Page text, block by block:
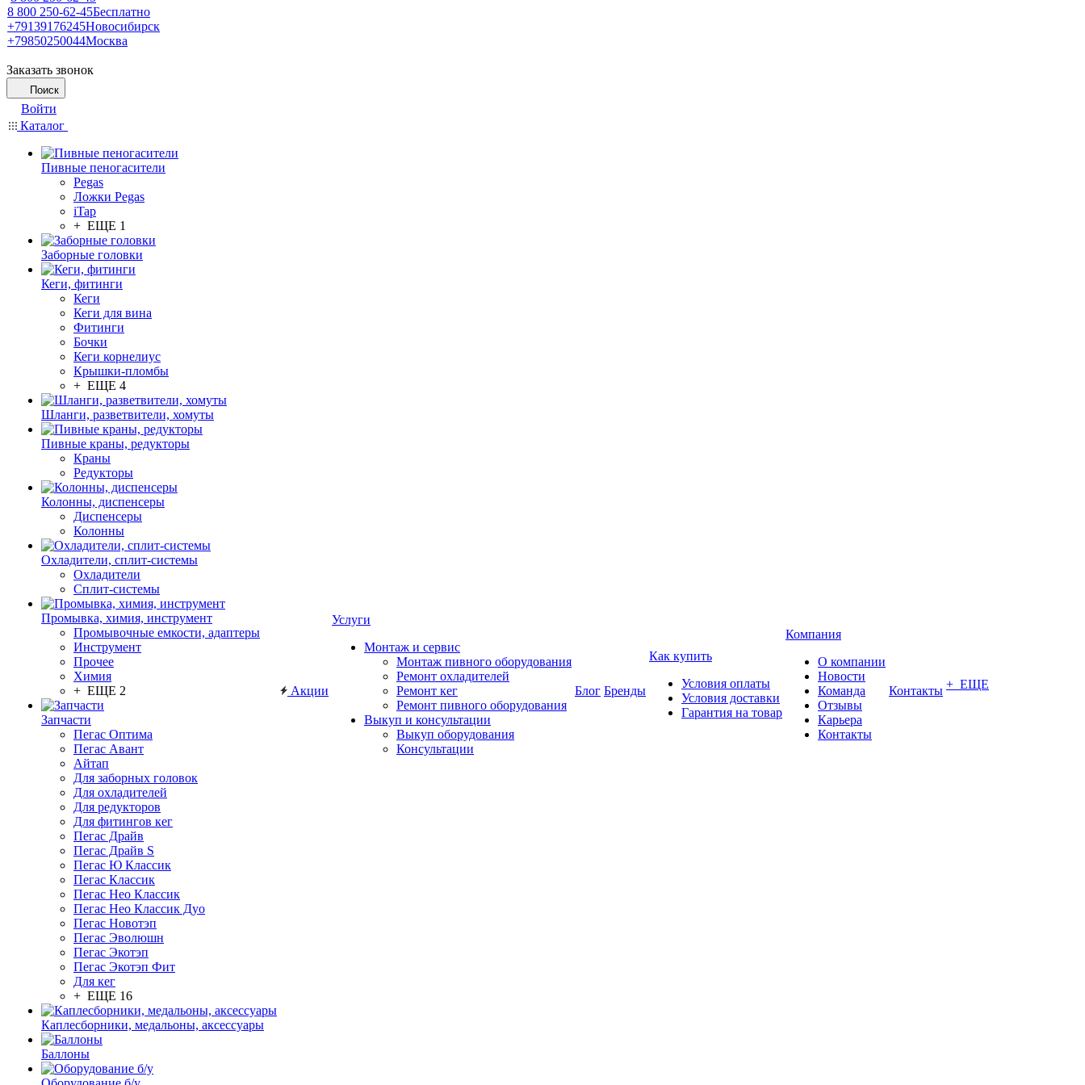
8 800 250-62-45Бесплатно
+79139176245Новосибирск
+79850250044Москва
Заказать звонок
Поиск
Войти
Каталог
Пивные пеногасители
Pegas
Ложки Pegas
iTap
+ ЕЩЕ 1
Заборные головки
Кеги, фитинги
Кеги
Кеги для вина
Фитинги
Бочки
Кеги корнелиус
Крышки-пломбы
+ ЕЩЕ 4
Шланги, разветвители, хомуты
Пивные краны, редукторы
Краны
Редукторы
Колонны, диспенсеры
Диспенсеры
Колонны
Охладители, сплит-системы
Охладители
Сплит-системы
Промывка, химия, инструмент
Промывочные емкости, адаптеры
Инструмент
Прочее
Химия
+ ЕЩЕ 2
Запчасти
Пегас Оптима
Пегас Авант
Айтап
Для заборных головок
Для охладителей
Для редукторов
Для фитингов кег
Пегас Драйв
Пегас Драйв S
Пегас Ю Классик
Пегас Классик
Пегас Нео Классик
Пегас Нео Классик Дуо
Пегас Новотэп
Пегас Эволюшн
Пегас Экотэп
Пегас Экотэп Фит
Для кег
+ ЕЩЕ 16
Каплесборники, медальоны, аксессуары
Баллоны
Акции
Услуги
Монтаж и сервис
Монтаж пивного оборудования
Ремонт охладителей
Ремонт кег
Ремонт пивного оборудования
Выкуп и консультации
Выкуп оборудования
Консультации
Блог Бренды
Как купить
Условия оплаты
Условия доставки
Гарантия на товар
Компания
О компании
Новости
Команда
Отзывы
Карьера
Контакты
Контакты + ЕЩЕ